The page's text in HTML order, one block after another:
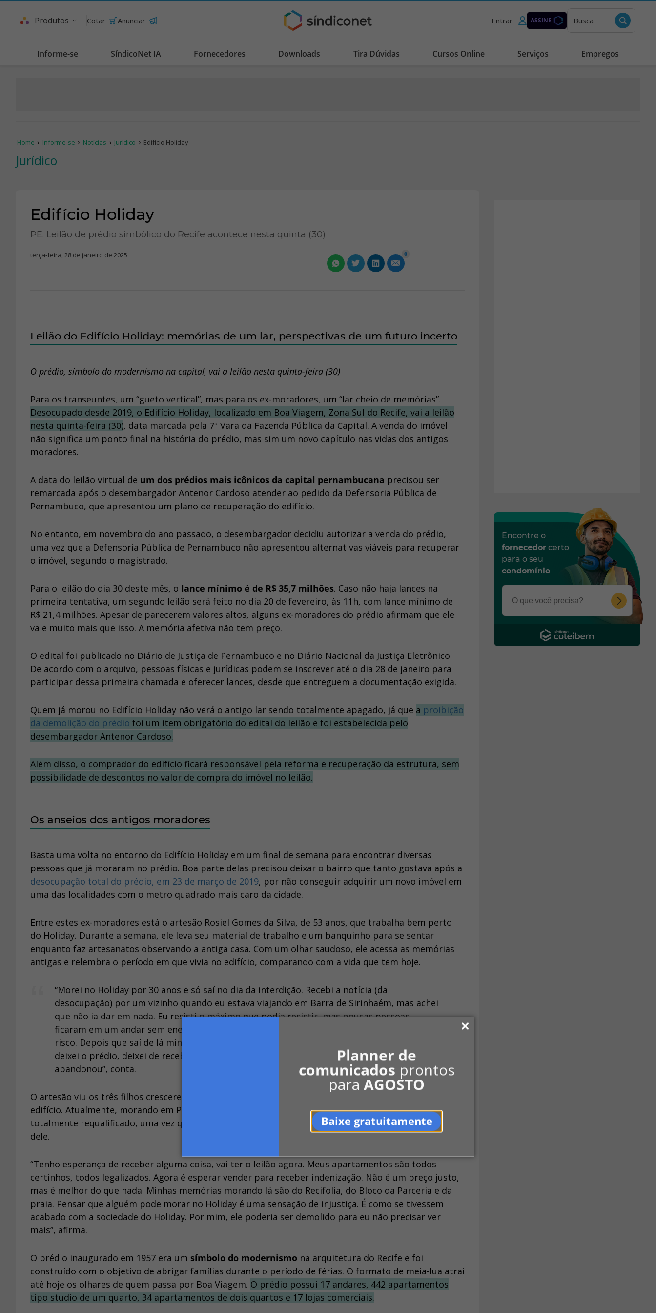
Planner de
comunicados prontos
paraAGOSTO
Baixe gratuitamente
Produtos Cotar Anunciar Entrar ASSINE Busca
Informe-se SíndicoNet IA Fornecedores Downloads Tira Dúvidas Cursos Online Serviços Empregos
Home Informe-se Notícias Jurídico Edifício Holiday
Jurídico
Edifício Holiday
PE: Leilão de prédio simbólico do Recife acontece nesta quinta (30)
terça-feira, 28 de janeiro de 2025 0
Leilão do Edifício Holiday: memórias de um lar, perspectivas de um futuro incerto
O prédio, símbolo do modernismo na capital, vai a leilão nesta quinta-feira (30)
Para os transeuntes, um “gueto vertical”, mas para os ex-moradores, um “lar cheio de memórias”.
Desocupado desde 2019, o Edifício Holiday, localizado em Boa Viagem, Zona Sul do Recife, vai a leilão
nesta quinta-feira (30), data marcada pela 7ª Vara da Fazenda Pública da Capital. A venda do imóvel
não significa um ponto final na história do prédio, mas sim um novo capítulo nas vidas dos antigos
moradores.
A data do leilão virtual de um dos prédios mais icônicos da capital pernambucana precisou ser
remarcada após o desembargador Antenor Cardoso atender ao pedido da Defensoria Pública de
Pernambuco, que apresentou um plano de recuperação do edifício.
No entanto, em novembro do ano passado, o desembargador decidiu autorizar a venda do prédio,
uma vez que a Defensoria Pública de Pernambuco não apresentou alternativas viáveis para recuperar
o imóvel, segundo o magistrado.
Para o leilão do dia 30 deste mês, o lance mínimo é de R$ 35,7 milhões. Caso não haja lances na
primeira tentativa, um segundo leilão será feito no dia 20 de fevereiro, às 11h, com lance mínimo de
R$ 21,4 milhões. Apesar de parecerem valores altos, alguns ex-moradores do prédio afirmam que ele
vale muito mais que isso. A memória afetiva não tem preço.
O edital foi publicado no Diário de Justiça de Pernambuco e no Diário Nacional da Justiça Eletrônico.
De acordo com o arquivo, pessoas físicas e jurídicas podem se inscrever até o dia 28 de janeiro para
participar dessa primeira chamada e oferecer lances, desde que entreguem a documentação exigida.
Quem já morou no Edifício Holiday não verá o antigo lar sendo totalmente apagado, já que a proibição
da demolição do prédio foi um item obrigatório do edital do leilão e foi estabelecida pelo
desembargador Antenor Cardoso.
Além disso, o comprador do edifício ficará responsável pela reforma e recuperação da estrutura, sem
possibilidade de descontos no valor de compra do imóvel no leilão.
Os anseios dos antigos moradores
Basta uma volta no entorno do Edifício Holiday em um final de semana para encontrar diversas
pessoas que já moraram no prédio. Boa parte delas precisou deixar o bairro que tanto gostava após a
desocupação total do prédio, em 23 de março de 2019, por não conseguir adquirir um novo imóvel em
uma das localidades com o metro quadrado mais caro da cidade.
Entre estes ex-moradores está o artesão Rosiel Gomes da Silva, de 53 anos, que trabalha bem perto
do Holiday. Durante a semana, ele leva seu material de trabalho e um banquinho para se sentar
enquanto faz artesanatos observando a antiga casa. Com um olhar saudoso, ele acessa as memórias
antigas e relembra o período em que vivia no edifício, comparando com a vida que tem hoje.
“Morei no Holiday por 30 anos e só saí no dia da interdição. Recebi a notícia (da
desocupação) por um vizinho quando eu estava viajando em Barra de Sirinhaém, mas achei
que não ia dar em nada. Eu resisti o máximo que podia resistir, mas poucas pessoas
ficaram em um andar sem energia, sem água, sem nada. Não ia colocar minha vida em
risco. Depois que saí de lá minha vida mudou muito. Eu tinha dois apartamentos e quando
deixei o prédio, deixei de receber aluguel e comecei a pagar. O poder público nos
abandonou”, conta.
O artesão viu os três filhos crescerem no Holiday e tem boas lembranças da vida que levava no
edifício. Atualmente, morando em Piedade, em Jaboatão dos Guararapes, ele espera que o prédio seja
totalmente requalificado, uma vez que não sabe se aguentaria ver alguém morando nos apartamentos
dele.
“Tenho esperança de receber alguma coisa, vai ter o leilão agora. Meus apartamentos são todos
certinhos, todos legalizados. Agora é esperar vender para receber indenização. Não é um preço justo,
mas é melhor do que nada. Minhas memórias morando lá são do Recifolia, do Bloco da Parceria e da
praia. Pensar que alguém pode morar no Holiday é uma sensação de injustiça. É como se tivessem
acabado com a sociedade do Holiday. Por mim, ele poderia ser demolido para eu não precisar ver
mais”, afirma.
O prédio inaugurado em 1957 era um símbolo do modernismo na arquitetura do Recife e foi
construído com o objetivo de abrigar famílias durante o período de férias. O formato de meia-lua atrai
até hoje os olhares de quem passa por Boa Viagem. O prédio possui 17 andares, 442 apartamentos
tipo studio de um quarto, 34 apartamentos de dois quartos e 17 lojas comerciais.
Encontre o
fornecedor certo
para o seu
condomínio